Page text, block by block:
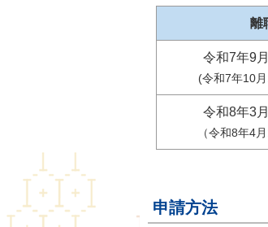
離
令和7年9
(令和7年10月
令和8年3
（令和8年4
申請方法